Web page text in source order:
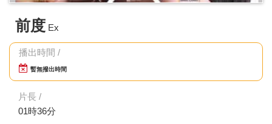
前度 Ex
播出時間 /
暫無撥出時間
片長 /
01時36分